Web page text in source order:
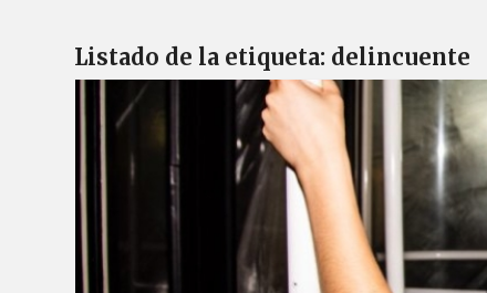
Listado de la etiqueta: delincuente